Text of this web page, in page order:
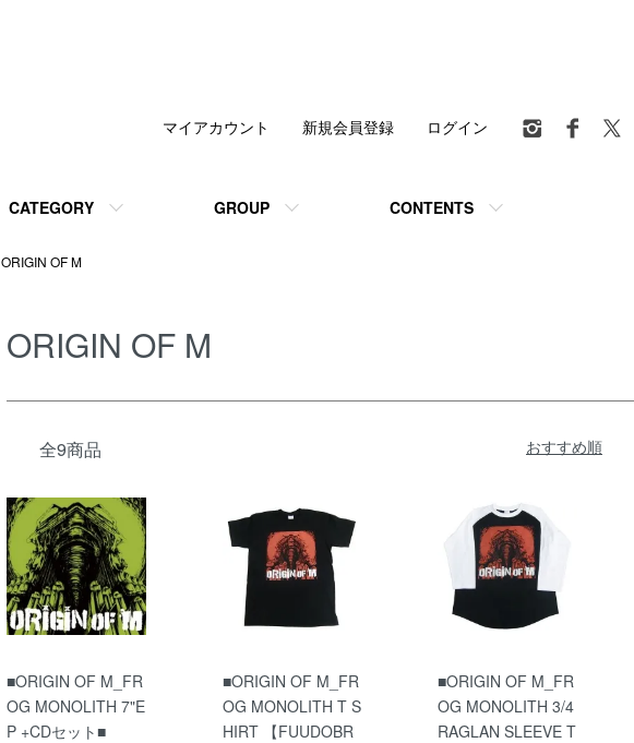
CATEGORY GROUP CONTENTS
マイアカウント 新規会員登録 ログイン
ORIGIN OF M
ORIGIN OF M
全9商品 おすすめ順
■ORIGIN OF M_FR
OG MONOLITH 7"E
P +CDセット■
■ORIGIN OF M_FR
OG MONOLITH T S
HIRT 【FUUDOBR
■ORIGIN OF M_FR
OG MONOLITH 3/4
RAGLAN SLEEVE T